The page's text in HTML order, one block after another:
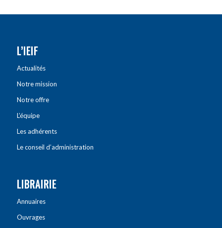
L’IEIF
Actualités
Notre mission
Notre offre
L’équipe
Les adhérents
Le conseil d’administration
LIBRAIRIE
Annuaires
Ouvrages